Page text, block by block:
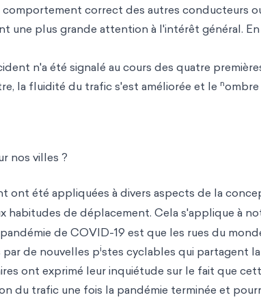
comportement correct des autres conducteurs
une plus grande attention à l'intérêt général.
n'a été signalé au cours des quatre
la fluidité du trafic s'est améliorée et le nombre
nos villes ?
ont été appliquées à divers aspects de la
habitudes de déplacement. Cela s'applique à
de COVID-19 est que les rues du
de nouvelles pistes cyclables qui partagent
ont exprimé leur inquiétude sur le fait que
du trafic une fois la pandémie terminée et